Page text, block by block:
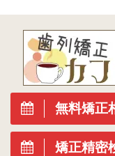
無料矯正
矯正精密